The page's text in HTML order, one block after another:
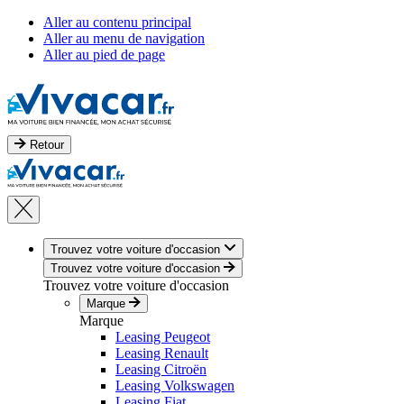
Aller au contenu principal
Aller au menu de navigation
Aller au pied de page
Retour
Trouvez votre voiture d'occasion
Trouvez votre voiture d'occasion
Trouvez votre voiture d'occasion
Marque
Marque
Leasing Peugeot
Leasing Renault
Leasing Citroën
Leasing Volkswagen